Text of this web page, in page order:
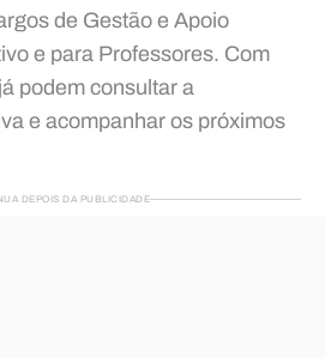
de Gestão e Apoio
e para Professores. Com
podem consultar a
e acompanhar os próximos
DEPOIS DA PUBLICIDADE